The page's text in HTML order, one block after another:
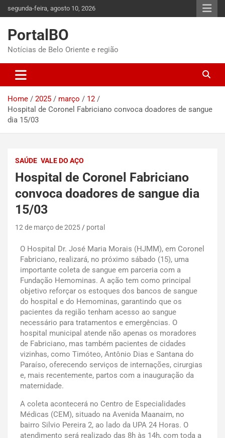
segunda-feira, agosto 10, 2026
PortalBO
Notícias de Belo Oriente e região
Home 2025 março
12
Hospital de Coronel Fabriciano convoca doadores de sangue
dia 15/03
SAÚDE VALE DO AÇO
Hospital de Coronel Fabriciano
convoca doadores de sangue dia
15/03
12 de março de 2025 portal
O Hospital Dr. José Maria Morais (HJMM), em Coronel
Fabriciano, realizará, no próximo sábado (15), uma
importante coleta de sangue em parceria com a
Fundação Hemominas. A ação tem como principal
objetivo reforçar os estoques dos bancos de sangue
do hospital e do Hemominas, garantindo que os
pacientes da região tenham acesso ao sangue
necessário para tratamentos e emergências. O
hospital municipal atende não apenas os moradores
de Fabriciano, mas também pacientes de cidades
vizinhas, como Timóteo, Antônio Dias e Santana do
Paraíso, oferecendo serviços de internações, cirurgias
e, mais recentemente, partos com a inauguração da
maternidade.
A coleta acontecerá no Centro de Especialidades
Médicas (CEM), situado na Avenida Maanaim, no
bairro Silvio Pereira 2, ao lado da UPA 24 Horas. O
atendimento será realizado das 8h às 14h, com toda a